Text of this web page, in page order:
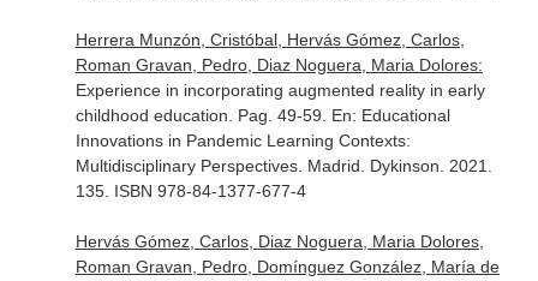
Herrera Munzón, Cristóbal, Hervás Gómez, Carlos,
Roman Gravan, Pedro, Diaz Noguera, Maria Dolores:
Experience in incorporating augmented reality in early
childhood education. Pag. 49-59. En: Educational
Innovations in Pandemic Learning Contexts:
Multidisciplinary Perspectives. Madrid. Dykinson. 2021.
135. ISBN 978-84-1377-677-4
Hervás Gómez, Carlos, Diaz Noguera, Maria Dolores,
Roman Gravan, Pedro, Domínguez González, María de